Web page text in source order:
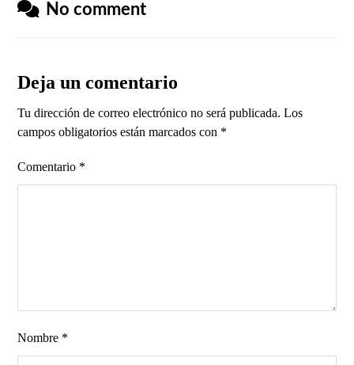
No comment
Deja un comentario
Tu dirección de correo electrónico no será publicada. Los
campos obligatorios están marcados con *
Comentario *
Nombre *